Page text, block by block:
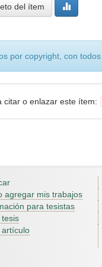
del ítem
por copyright, con
citar o enlazar este ítem:
agregar mis trabajos
para tesistas
tesis
artículo